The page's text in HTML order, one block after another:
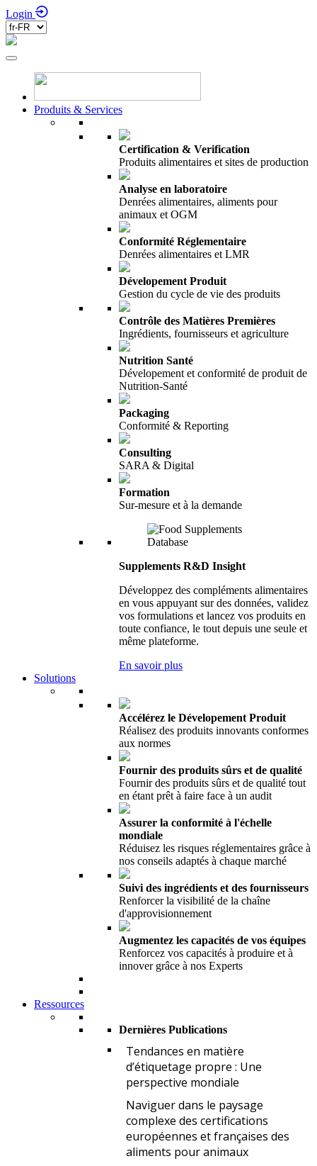
Login
Produits & Services
Certification & Verification
Produits alimentaires et sites de production
Analyse en laboratoire
Denrées alimentaires, aliments pour
animaux et OGM
Conformité Réglementaire
Denrées alimentaires et LMR
Dévelopement Produit
Gestion du cycle de vie des produits
Contrôle des Matières Premières
Ingrédients, fournisseurs et agriculture
Nutrition Santé
Dévelopement et conformité de produit de
Nutrition-Santé
Packaging
Conformité & Reporting
Consulting
SARA & Digital
Formation
Sur-mesure et à la demande
Supplements R&D Insight
Développez des compléments alimentaires
en vous appuyant sur des données, validez
vos formulations et lancez vos produits en
toute confiance, le tout depuis une seule et
même plateforme.
En savoir plus
Solutions
Accélérez le Dévelopement Produit
Réalisez des produits innovants conformes
aux normes
Fournir des produits sûrs et de qualité
Fournir des produits sûrs et de qualité tout
en étant prêt à faire face à un audit
Assurer la conformité à l'échelle
mondiale
Réduisez les risques réglementaires grâce à
nos conseils adaptés à chaque marché
Suivi des ingrédients et des fournisseurs
Renforcer la visibilité de la chaîne
d'approvisionnement
Augmentez les capacités de vos équipes
Renforcez vos capacités à produire et à
innover grâce à nos Experts
Ressources
Dernières Publications
Tendances en matière
d’étiquetage propre : Une
perspective mondiale
Naviguer dans le paysage
complexe des certifications
européennes et françaises des
aliments pour animaux